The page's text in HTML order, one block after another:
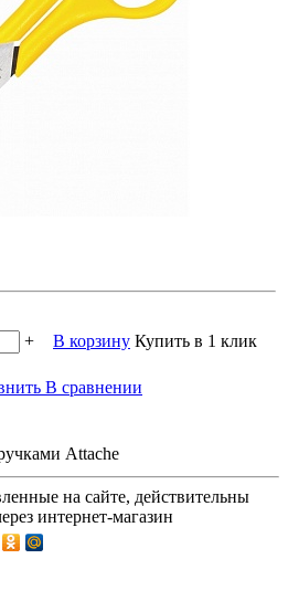
+ В корзину Купить в 1 клик
В сравнении
Attache
на сайте, действительны
интернет-магазин